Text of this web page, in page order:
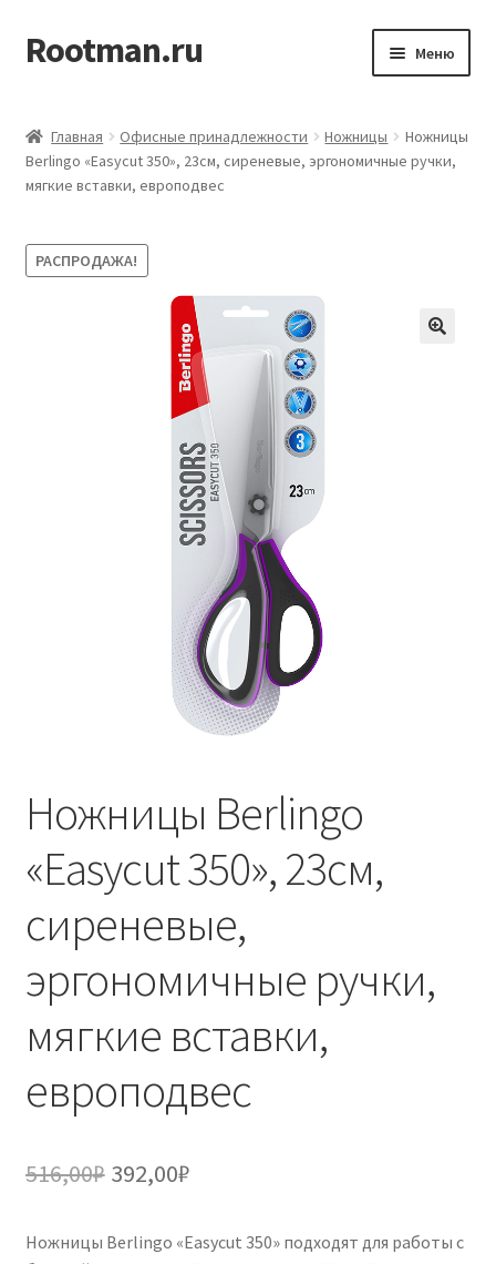
Перейти
к
Перейти
к
Rootman.ru Меню
меню
Офисные принадлежности
Товары для учёбы
меню
Главная Офисные принадлежности Ножницы
Ножницы
Berlingo «Easycut 350», 23см, сиреневые, эргономичные ручки,
мягкие вставки, европодвес
РАСПРОДАЖА!
Ножницы Berlingo
«Easycut 350», 23см,
сиреневые,
эргономичные ручки,
мягкие вставки,
европодвес
516,00₽ Первоначальная
составляла
392,00₽Текущая
392,00₽.
Ножницы Berlingo «Easycut 350» подходят для работы с